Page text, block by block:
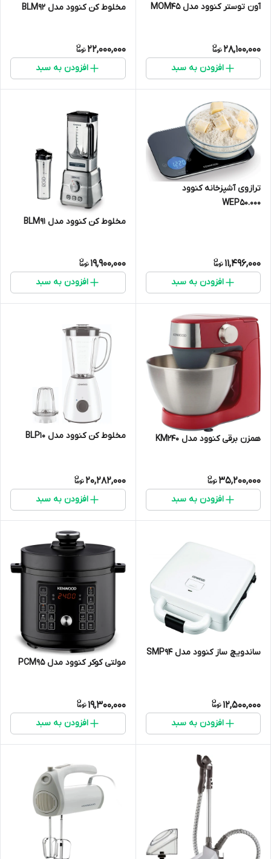
آون توستر کنوود مدل MOM45
28,100,000
افزودن به سبد
مخلوط کن کنوود مدل BLM92
22,000,000
افزودن به سبد
ترازوی آشپزخانه کنوود
WEP50.000
11,496,000
افزودن به سبد
مخلوط کن کنوود مدل BLM91
19,900,000
افزودن به سبد
همزن برقی کنوود مدل KM240
35,200,000
افزودن به سبد
مخلوط کن کنوود مدل BLP10
20,282,000
افزودن به سبد
ساندویچ ساز کنوود مدل SMP94
12,500,000
افزودن به سبد
مولتی کوکر کنوود مدل PCM95
19,300,000
افزودن به سبد